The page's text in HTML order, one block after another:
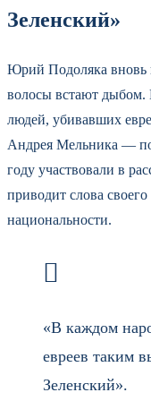
Зеленский»
Юрий Подоляка вновь
волосы встают дыбом.
людей, убивавших
Андрея Мельника —
году участвовали в
приводит слова
национальности.
«В каждом
евреев таким
Зеленский».